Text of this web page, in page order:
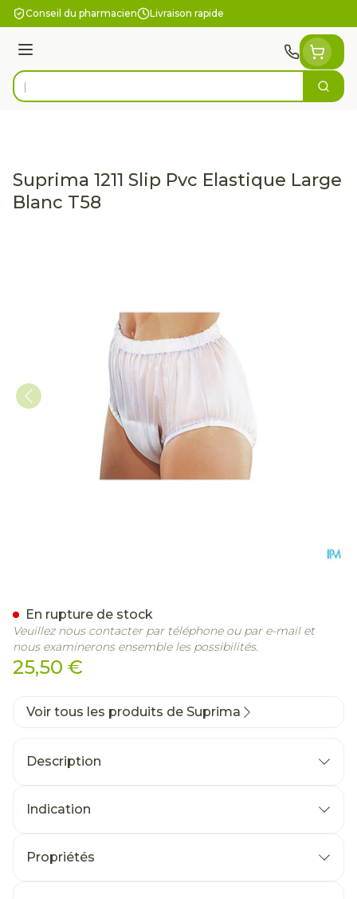
Aller au contenu
Conseil du pharmacien Livraison rapide
Menu
Rechercher
Suprima 1211 Slip Pvc Elastique Large
Blanc T58
25,50 €
En rupture de stock
Veuillez nous contacter par téléphone ou par e-mail et
nous examinerons ensemble les possibilités.
Voir tous les produits de Suprima
Description
Indication
Propriétés